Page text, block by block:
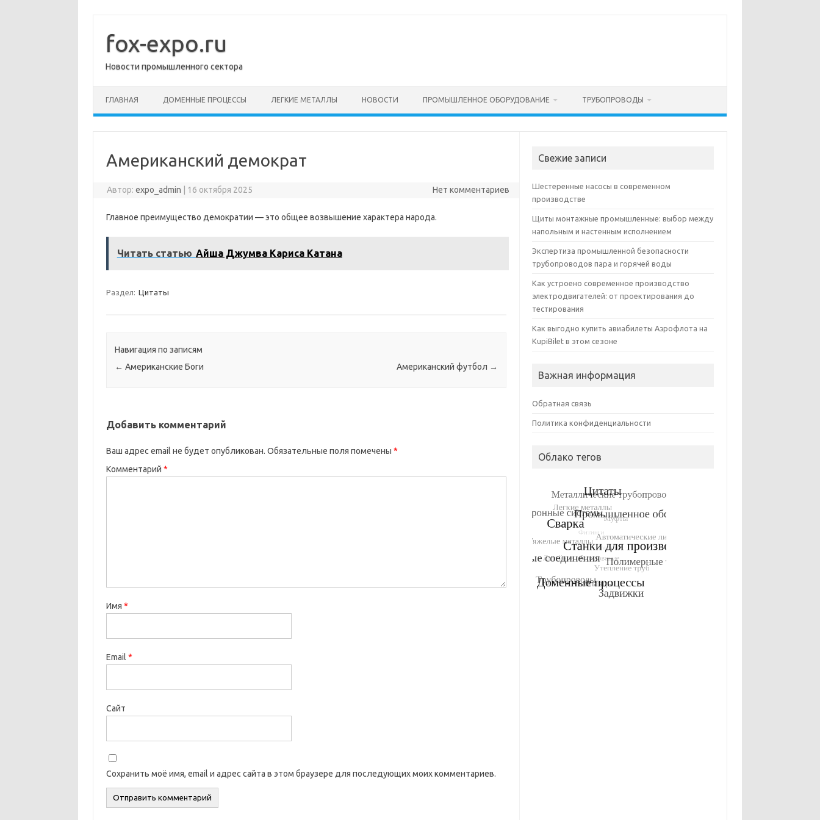
содержимому
fox-expo.ru
Новости промышленного сектора
ГЛАВНАЯ ДОМЕННЫЕ ПРОЦЕССЫ ЛЕГКИЕ МЕТАЛЛЫ НОВОСТИ ПРОМЫШЛЕННОЕ ОБОРУДОВАНИЕ ТРУБОПРОВОДЫ
Американский демократ
Автор:expo_admin 16 октября 2025 Нет комментариев
Главное преимущество демократии — это общее возвышение характера народа.
Читать статью Айша Джумва Кариса Катана
Раздел: Цитаты
Навигация по записям
← Американские Боги Американский футбол →
Добавить комментарий
Ваш адрес email не будет опубликован. Обязательные поля помечены *
Комментарий *
Имя *
Email *
Сайт
Сохранить моё имя, email и адрес сайта в этом браузере для последующих моих комментариев.
Свежие записи
Шестеренные насосы в современном
производстве
Щиты монтажные промышленные: выбор между
напольным и настенным исполнением
Экспертиза промышленной безопасности
трубопроводов пара и горячей воды
Как устроено современное производство
электродвигателей: от проектирования до
тестирования
Как выгодно купить авиабилеты Аэрофлота на
KupiBilet в этом сезоне
Важная информация
Обратная связь
Политика конфиденциальности
Облако тегов